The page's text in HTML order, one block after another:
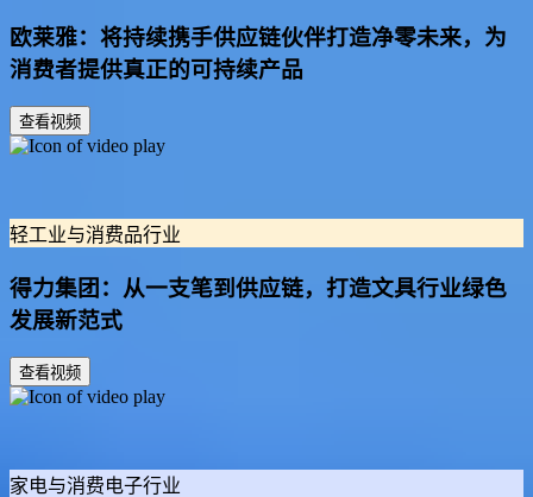
欧莱雅：将持续携手供应链伙伴打造净零未来，为
消费者提供真正的可持续产品
查看视频
轻工业与消费品行业
得力集团：从一支笔到供应链，打造文具行业绿色
发展新范式
查看视频
家电与消费电子行业